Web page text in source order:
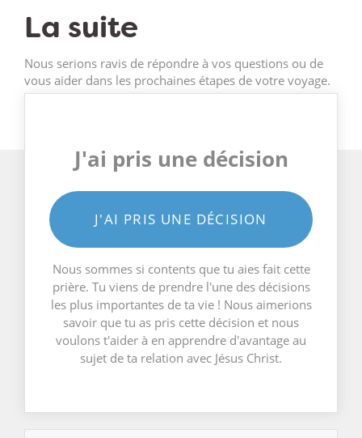
La suite
Nous serions ravis de répondre à vos questions ou de
vous aider dans les prochaines étapes de votre voyage.
J'ai pris une décision
J'AI PRIS UNE DÉCISION
Nous sommes si contents que tu aies fait cette
prière. Tu viens de prendre l'une des décisions
les plus importantes de ta vie ! Nous aimerions
savoir que tu as pris cette décision et nous
voulons t'aider à en apprendre d'avantage au
sujet de ta relation avec Jésus Christ.